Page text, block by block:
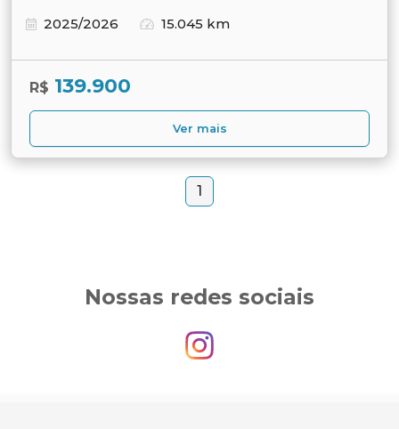
2025/2026
15.045 km
R$ 139.900
Ver mais
1
Nossas redes sociais